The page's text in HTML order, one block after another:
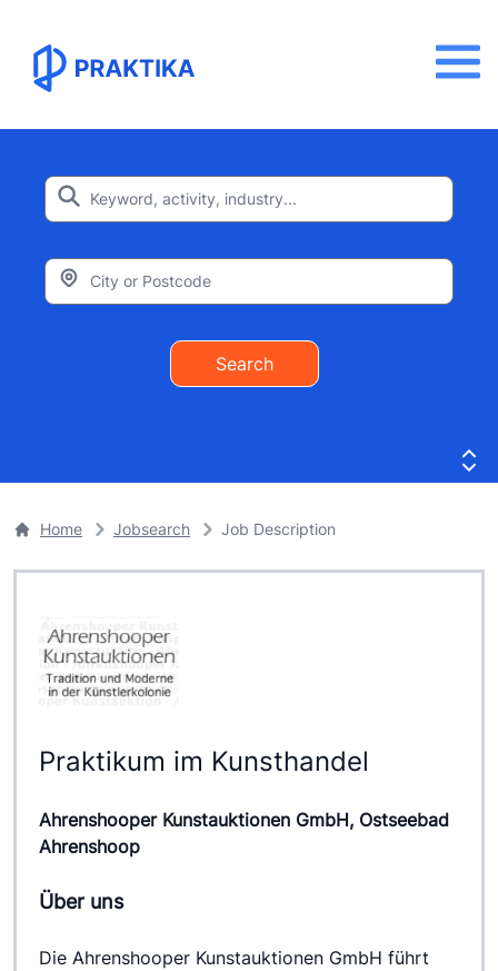
Search
Home Jobsearch Job Description
Praktikum im Kunsthandel
Ahrenshooper Kunstauktionen GmbH, Ostseebad
Ahrenshoop
Über uns
Die Ahrenshooper Kunstauktionen GmbH führt